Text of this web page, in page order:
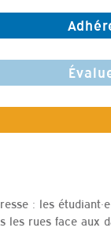
: les
les rues face aux